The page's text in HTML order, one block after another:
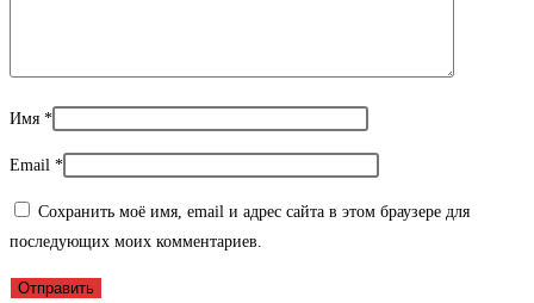
Имя *
Email *
Сохранить моё имя, email и адрес сайта в этом браузере для
последующих моих комментариев.